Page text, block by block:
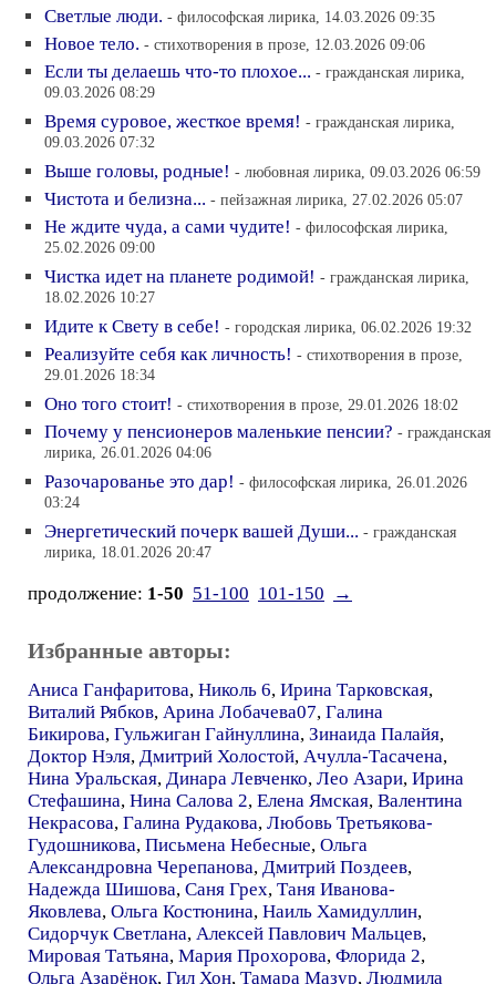
Светлые люди. - философская лирика, 14.03.2026 09:35
Новое тело. - cтихотворения в прозе, 12.03.2026 09:06
Если ты делаешь что-то плохое... - гражданская лирика,
09.03.2026 08:29
Время суровое, жесткое время! - гражданская лирика,
09.03.2026 07:32
Выше головы, родные! - любовная лирика, 09.03.2026 06:59
Чистота и белизна... - пейзажная лирика, 27.02.2026 05:07
Не ждите чуда, а сами чудите! - философская лирика,
25.02.2026 09:00
Чистка идет на планете родимой! - гражданская лирика,
18.02.2026 10:27
Идите к Свету в себе! - городская лирика, 06.02.2026 19:32
Реализуйте себя как личность! - cтихотворения в прозе,
29.01.2026 18:34
Оно того стоит! - cтихотворения в прозе, 29.01.2026 18:02
Почему у пенсионеров маленькие пенсии? - гражданская
лирика, 26.01.2026 04:06
Разочарованье это дар! - философская лирика, 26.01.2026
03:24
Энергетический почерк вашей Души... - гражданская
лирика, 18.01.2026 20:47
продолжение: 1-50 51-100 101-150 →
Избранные авторы:
Аниса Ганфаритова, Николь 6, Ирина Тарковская,
Виталий Рябков, Арина Лобачева07, Галина
Бикирова, Гульжиган Гайнуллина, Зинаида Палайя,
Доктор Нэля, Дмитрий Холостой, Ачулла-Тасачена,
Нина Уральская, Динара Левченко, Лео Азари, Ирина
Стефашина, Нина Салова 2, Елена Ямская, Валентина
Некрасова, Галина Рудакова, Любовь Третьякова-
Гудошникова, Письмена Небесные, Ольга
Александровна Черепанова, Дмитрий Поздеев,
Надежда Шишова, Саня Грех, Таня Иванова-
Яковлева, Ольга Костюнина, Наиль Хамидуллин,
Сидорчук Светлана, Алексей Павлович Мальцев,
Мировая Татьяна, Мария Прохорова, Флорида 2,
Ольга Азарёнок, Гил Хон, Тамара Мазур, Людмила